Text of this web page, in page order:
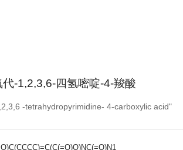
-1,2,3,6-四氢嘧啶-4-羧酸
-tetrahydropyrimidine- 4-carboxylic acid"